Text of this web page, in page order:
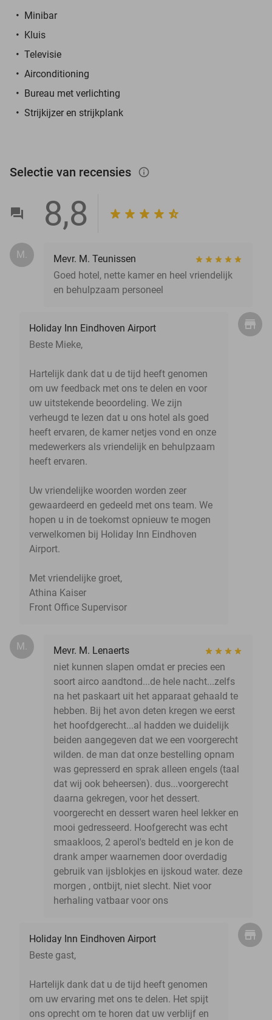
Minibar
Kluis
Televisie
Airconditioning
Bureau met verlichting
Strijkijzer en strijkplank
Selectie van recensies info_outlined
8,8
M.
Mevr. M. Teunissen
Goed hotel, nette kamer en heel vriendelijk
en behulpzaam personeel
Holiday Inn Eindhoven Airport
Beste Mieke,
Hartelijk dank dat u de tijd heeft genomen
om uw feedback met ons te delen en voor
uw uitstekende beoordeling. We zijn
verheugd te lezen dat u ons hotel als goed
heeft ervaren, de kamer netjes vond en onze
medewerkers als vriendelijk en behulpzaam
heeft ervaren.
Uw vriendelijke woorden worden zeer
gewaardeerd en gedeeld met ons team. We
hopen u in de toekomst opnieuw te mogen
verwelkomen bij Holiday Inn Eindhoven
Airport.
Met vriendelijke groet,
Athina Kaiser
Front Office Supervisor
M.
Mevr. M. Lenaerts
niet kunnen slapen omdat er precies een
soort airco aandtond...de hele nacht...zelfs
na het paskaart uit het apparaat gehaald te
hebben. Bij het avon deten kregen we eerst
het hoofdgerecht...al hadden we duidelijk
beiden aangegeven dat we een voorgerecht
wilden. de man dat onze bestelling opnam
was gepresserd en sprak alleen engels (taal
dat wij ook beheersen). dus...voorgerecht
daarna gekregen, voor het dessert.
voorgerecht en dessert waren heel lekker en
mooi gedresseerd. Hoofgerecht was echt
smaakloos, 2 aperol's bedteld en je kon de
drank amper waarnemen door overdadig
gebruik van ijsblokjes en ijskoud water. deze
morgen , ontbijt, niet slecht. Niet voor
herhaling vatbaar voor ons
Holiday Inn Eindhoven Airport
Beste gast,
Hartelijk dank dat u de tijd heeft genomen
om uw ervaring met ons te delen. Het spijt
ons oprecht om te horen dat uw verblijf en